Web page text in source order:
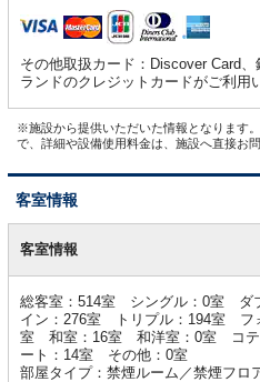
その他取扱カード：Discover Card
ランドのクレジットカードがご利用
※施設から提供いただいた情報となります
で、詳細や設備使用料金は、施設へ直接お
客室情報
室客室情報
総客室：514室 シングル：0室
イン：276室 トリプル：194室 フ
室 和室：16室 和洋室：0室 コ
ート：14室 その他：0室
部屋タイプ：禁煙ルーム／禁煙フロ